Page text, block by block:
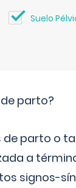
Suelo
parto?
de parto o
a
signos-